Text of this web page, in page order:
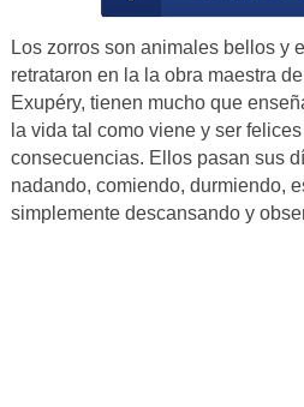
Los zorros son animales bellos y
retrataron en la la obra maestra
Exupéry, tienen mucho que
la vida tal como viene y ser
consecuencias. Ellos pasan sus
nadando, comiendo, durmiendo,
simplemente descansando y